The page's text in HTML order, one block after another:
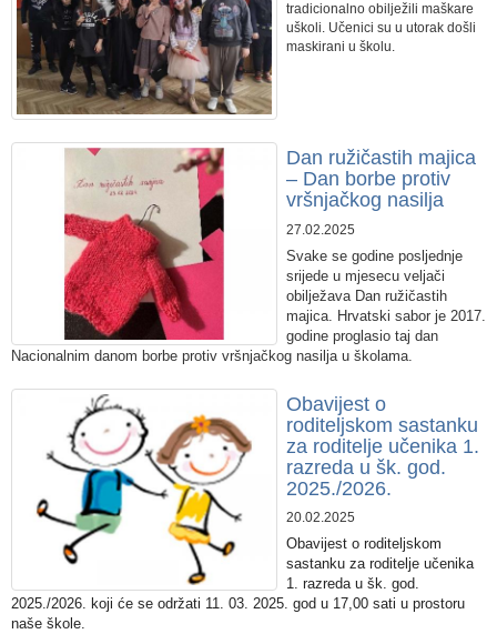
tradicionalno obilježili maškare
uškoli. Učenici su u utorak došli
maskirani u školu.
Dan ružičastih majica
– Dan borbe protiv
vršnjačkog nasilja
27.02.2025
Svake se godine posljednje
srijede u mjesecu veljači
obilježava Dan ružičastih
majica. Hrvatski sabor je 2017.
godine proglasio taj dan
Nacionalnim danom borbe protiv vršnjačkog nasilja u školama.
​Obavijest o
roditeljskom sastanku
za roditelje učenika 1.
razreda u šk. god.
2025./2026.
20.02.2025
Obavijest o roditeljskom
sastanku za roditelje učenika
1. razreda u šk. god.
2025./2026. koji će se održati 11. 03. 2025. god u 17,00 sati u prostoru
naše škole.